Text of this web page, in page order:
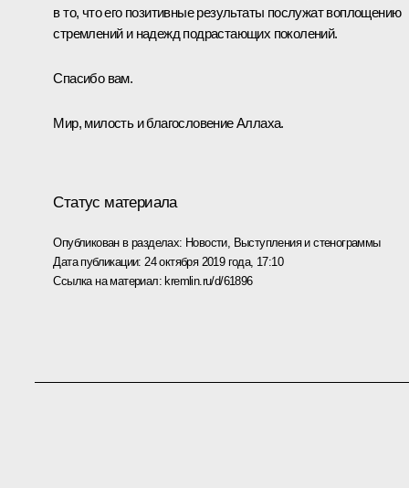
в то, что его позитивные результаты послужат воплощению
стремлений и надежд подрастающих поколений.
Спасибо вам.
Мир, милость и благословение Аллаха.
Статус материала
Опубликован в разделах: Новости, Выступления и стенограммы
Дата публикации: 24 октября 2019 года, 17:10
Ссылка на материал: kremlin.ru/d/61896